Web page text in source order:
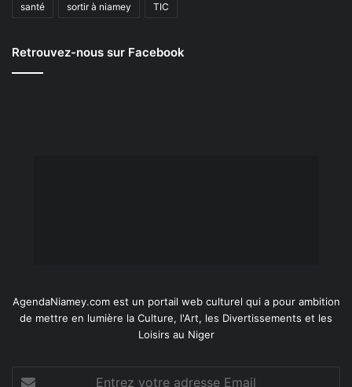
santé sortir à niamey TIC
Retrouvez-nous sur Facebook
AgendaNiamey.com est un portail web culturel qui a pour ambition
de mettre en lumière la Culture, l'Art, les Divertissements et les
Loisirs au Niger
Entrez